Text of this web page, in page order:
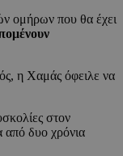
ομήρων που θα έχει
η Χαμάς όφειλε να
στον
από δυο χρόνια